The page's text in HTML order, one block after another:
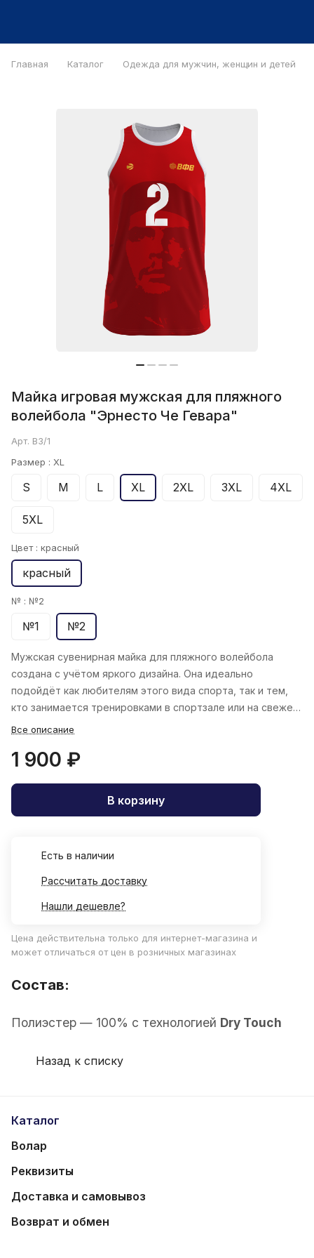
Главная Каталог Одежда для мужчин, женщин и детей
Майка игровая мужская для пляжного
волейбола "Эрнесто Че Гевара"
Арт. B3/1
Размер : XL
S M L XL 2XL 3XL 4XL
5XL
Цвет : красный
красный
№ : №2
№1 №2
Мужская сувенирная майка для пляжного волейбола
создана с учётом яркого дизайна. Она идеально
подойдёт как любителям этого вида спорта, так и тем,
кто занимается тренировками в спортзале или на свежем
воздухе в летний сезон.
Все описание
1 900 ₽
В корзину
Есть в наличии
Рассчитать доставку
Нашли дешевле?
Цена действительна только для интернет-магазина и
может отличаться от цен в розничных магазинах
Состав:
Полиэстер — 100% с технологией Dry Touch
Назад к списку
Каталог
Волар
Реквизиты
Доставка и самовывоз
Возврат и обмен